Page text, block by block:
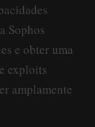
Sophos
e obter uma
exploits
amplamente